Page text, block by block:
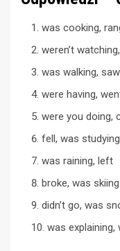
was cooking,
weren’t
was walking, saw
were having,
were you doing,
fell, was studying
was raining, left
broke, was skiing
didn’t go, was
was explaining,